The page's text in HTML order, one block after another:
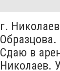
г.
Образцова.
Сдаю в
Николаев.